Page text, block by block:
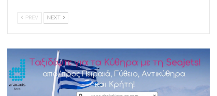
PREV NEXT